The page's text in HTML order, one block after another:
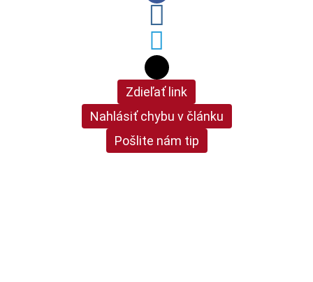
Zdieľať link
Nahlásiť chybu v článku
Pošlite nám tip